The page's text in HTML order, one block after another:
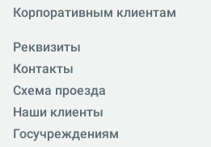
Корпоративным клиентам
Реквизиты
Контакты
Схема проезда
Наши клиенты
Госучреждениям